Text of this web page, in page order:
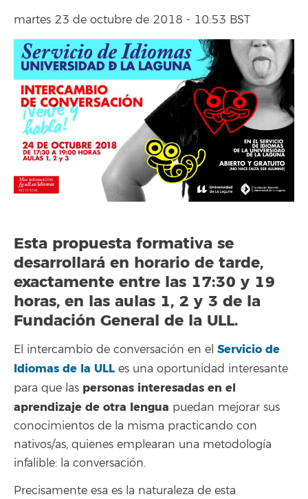
martes 23 de octubre de 2018 - 10:53 BST
Esta propuesta formativa se
desarrollará en horario de tarde,
exactamente entre las 17:30 y 19
horas, en las aulas 1, 2 y 3 de la
Fundación General de la ULL.
El intercambio de conversación en el Servicio de
Idiomas de la ULL es una oportunidad interesante
para que las personas interesadas en el
aprendizaje de otra lengua puedan mejorar sus
conocimientos de la misma practicando con
nativos/as, quienes emplearan una metodología
infalible: la conversación.
Precisamente esa es la naturaleza de esta